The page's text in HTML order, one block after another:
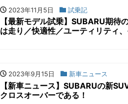
2023年11月5日 試乗記
【最新モデル試乗】SUBARU期待
は走り／快適性／ユーティリティ
2023年9月15日 新車ニュース
【新車ニュース】SUBARUの新
クロスオーバーである！